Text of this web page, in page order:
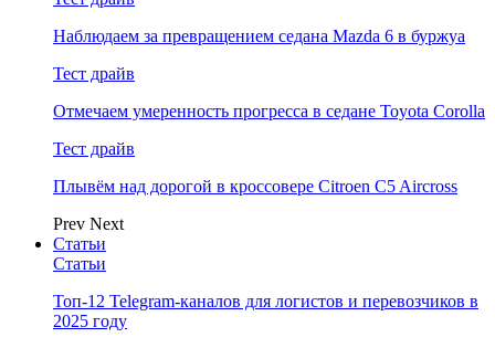
Наблюдаем за превращением седана Mazda 6 в буржуа
Тест драйв
Отмечаем умеренность прогресса в седане Toyota Corolla
Тест драйв
Плывём над дорогой в кроссовере Citroen C5 Aircross
Prev Next
Статьи
Статьи
Топ-12 Telegram-каналов для логистов и перевозчиков в
2025 году